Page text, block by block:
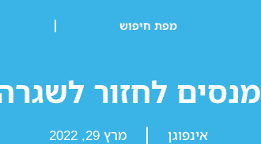
מפת חיפוש
מנסים לחזור
אינפוגן מרץ 29, 2022